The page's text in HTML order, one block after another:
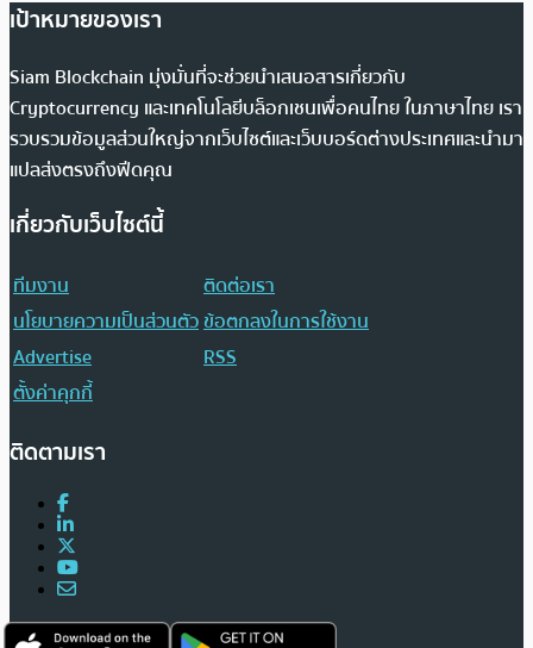
เป้าหมายของเรา
Siam Blockchain มุ่งมั่นที่จะช่วยนำเสนอสารเกี่ยวกับ
Cryptocurrency และเทคโนโลยีบล็อกเชนเพื่อคนไทย ในภาษาไทย เรา
รวบรวมข้อมูลส่วนใหญ่จากเว็บไซต์และเว็บบอร์ดต่างประเทศและนำมา
แปลส่งตรงถึงฟีดคุณ
เกี่ยวกับเว็บไซต์นี้
ทีมงาน
ติดต่อเรา
นโยบายความเป็นส่วนตัวข้อตกลงในการใช้งาน
Advertise
RSS
ตั้งค่าคุกกี้
ติดตามเรา